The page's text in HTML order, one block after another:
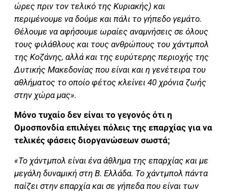
ώρες πριν τον τελικό της Κυριακής) και
περιμένουμε να δούμε και πάλι το γήπεδο γεμάτο.
Θέλουμε να αφήσουμε ωραίες αναμνήσεις σε όλους
τους φιλάθλους και τους ανθρώπους του χάντμπολ
της Κοζάνης, αλλά και της ευρύτερης περιοχής της
Δυτικής Μακεδονίας που είναι και η γενέτειρα του
αθλήματος το οποίο φέτος κλείνει 40 χρόνια ζωής
στην χώρα μας».
Μόνο τυχαίο δεν είναι το γεγονός ότι η
Ομοσπονδία επιλέγει πόλεις της επαρχίας για να
τελικές φάσεις διοργανώσεων σωστά;
«Το χάντμπολ είναι ένα άθλημα της επαρχίας και με
μεγάλη δυναμική στη Β. Ελλάδα. Το χάντμπολ πάντα
παίζει στην επαρχία και σε γήπεδα που είναι των